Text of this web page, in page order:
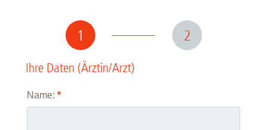
1
Ihre Daten (Ärztin/Arzt)
2
Name: *